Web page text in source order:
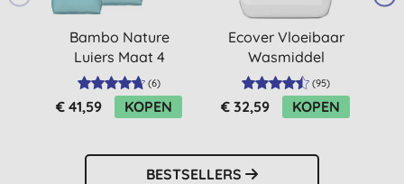
Bambo Nature
Luiers Maat 4
Voordeelverpakking
(144 stuks)
(6)
€ 41,59 KOPEN
Ecover Vloeibaar
Wasmiddel
Universal 5L (100
wasbeurten)
(95)
€ 32,59 KOPEN
BESTSELLERS